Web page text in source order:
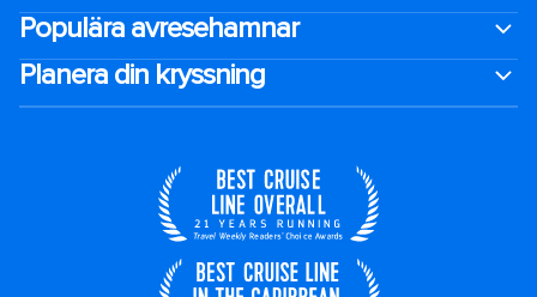
Populära avresehamnar
Planera din kryssning